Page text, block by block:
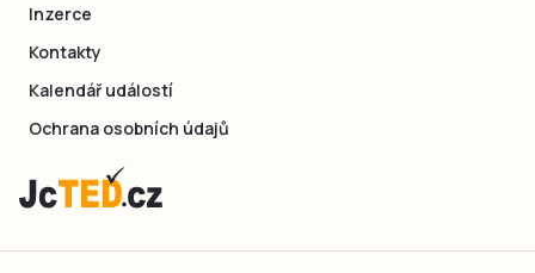
Inzerce
Kontakty
Kalendář událostí
Ochrana osobních údajů